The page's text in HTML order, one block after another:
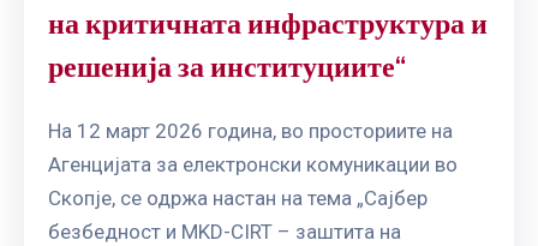
на критичната инфраструктура и
решенија за институциите“
На 12 март 2026 година, во просториите на
Агенцијата за електронски комуникации во
Скопје, се одржа настан на тема „Сајбер
безбедност и MKD-CIRT – заштита на